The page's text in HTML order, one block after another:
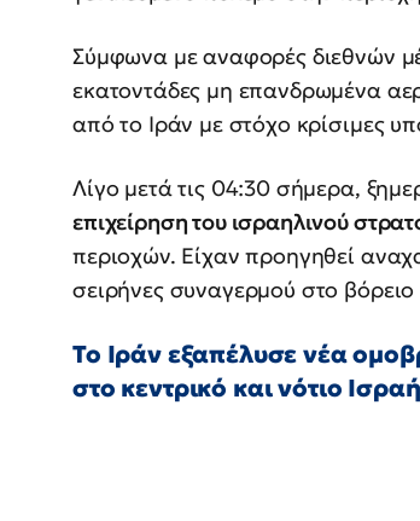
Σύμφωνα με αναφορές διεθνών
εκατοντάδες μη επανδρωμένα
από το Ιράν με στόχο κρίσιμες
Λίγο μετά τις 04:30 σήμερα,
επιχείρηση του ισραηλινού
περιοχών. Είχαν προηγηθεί
σειρήνες συναγερμού στο βόρειο
Το Ιράν εξαπέλυσε νέα
στο κεντρικό και νότιο